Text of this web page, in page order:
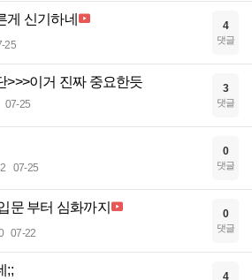
게 신기하네
25
4
댓글
>>>이거 진짜 중요한듯
07-25
3
댓글
07-25
0
댓글
문 부터 심화까지
07-22
0
댓글
;; 4